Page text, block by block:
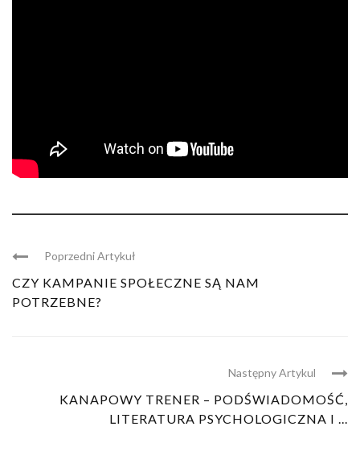
Poprzedni Artykuł
CZY KAMPANIE SPOŁECZNE SĄ NAM
POTRZEBNE?
Następny Artykul
KANAPOWY TRENER – PODŚWIADOMOŚĆ,
LITERATURA PSYCHOLOGICZNA I ...